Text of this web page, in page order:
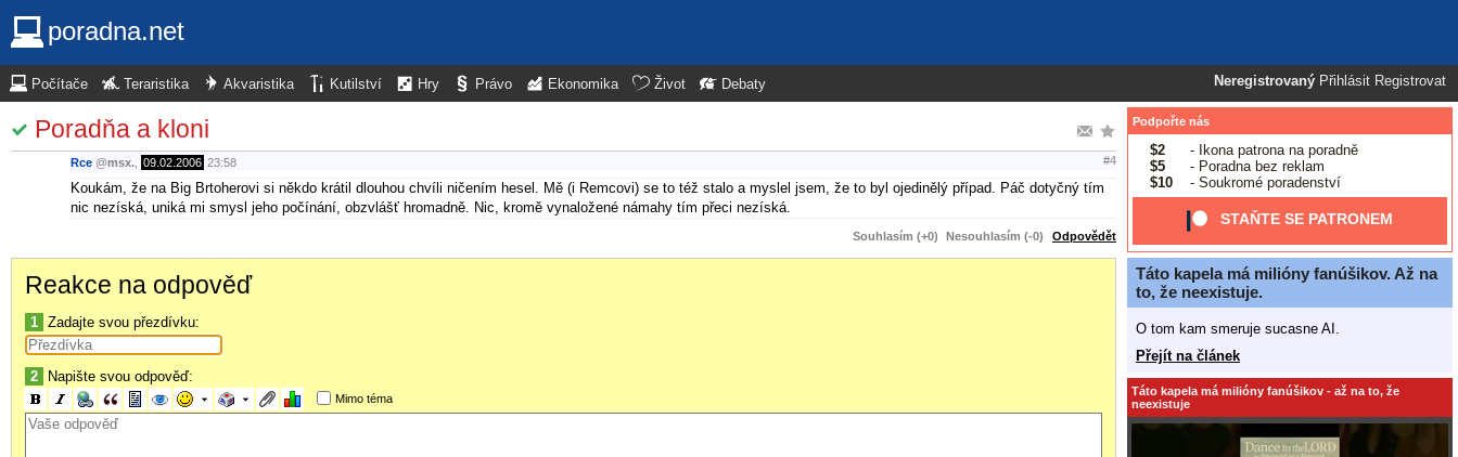
poradna.net
Neregistrovaný Přihlásit Registrovat
Počítače Teraristika Akvaristika Kutilství Hry Právo Ekonomika Život Debaty
Poradňa a kloni
Rce @msx. 09.02.2006 23:58 #4
Koukám, že na Big Brtoherovi si někdo krátil dlouhou chvíli ničením hesel. Mě (i Remcovi) se to též stalo a myslel jsem, že to byl ojedinělý případ. Páč dotyčný tím
nic nezíská, uniká mi smysl jeho počínání, obzvlášť hromadně. Nic, kromě vynaložené námahy tím přeci nezíská.
Souhlasím (+0) Nesouhlasím (-0) Odpovědět
Reakce na odpověď
1 Zadajte svou přezdívku:
2 Napište svou odpověď:
Mimo téma
Podpořte nás
$2
- Ikona patrona na poradně
$5
- Poradna bez reklam
$10
- Soukromé poradenství
STAŇTE SE PATRONEM
Táto kapela má milióny fanúšikov. Až na
to, že neexistuje.
O tom kam smeruje sucasne AI.
Přejít na článek
Táto kapela má milióny fanúšikov - až na to, že
neexistuje